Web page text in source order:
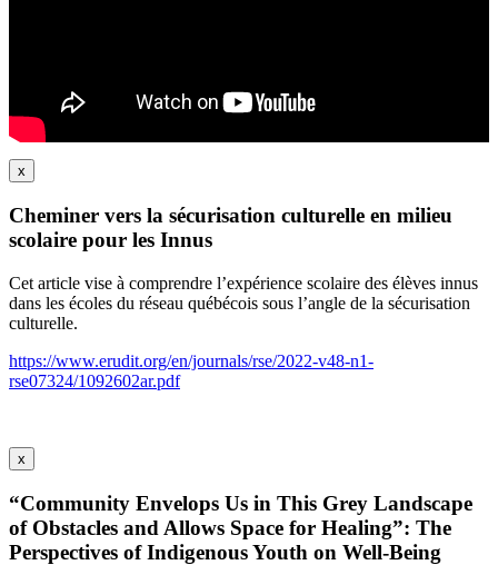
x
Cheminer vers la sécurisation culturelle en milieu
scolaire pour les Innus
Cet article vise à comprendre l’expérience scolaire des élèves innus
dans les écoles du réseau québécois sous l’angle de la sécurisation
culturelle.
https://www.erudit.org/en/journals/rse/2022-v48-n1-
rse07324/1092602ar.pdf
x
“Community Envelops Us in This Grey Landscape
of Obstacles and Allows Space for Healing”: The
Perspectives of Indigenous Youth on Well-Being